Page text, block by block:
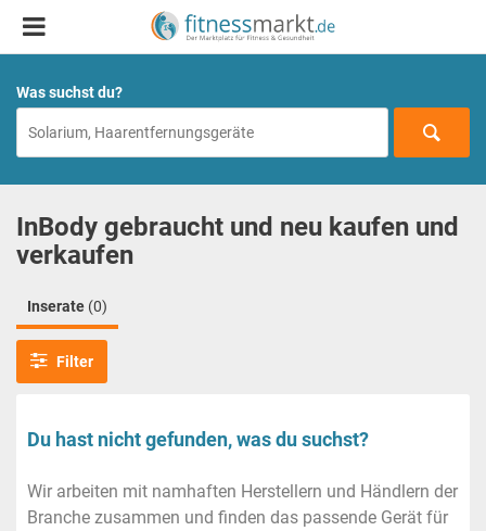
Was suchst du?
InBody gebraucht und neu kaufen und
verkaufen
Inserate (0)
Filter
Du hast nicht gefunden, was du suchst?
Wir arbeiten mit namhaften Herstellern und Händlern der
Branche zusammen und finden das passende Gerät für